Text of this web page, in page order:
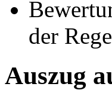
der
Auszug